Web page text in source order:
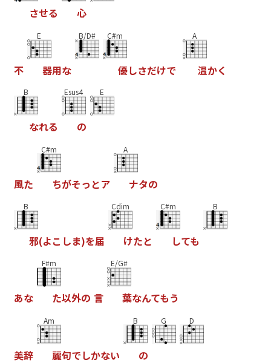
させる 心
不
E
器用な
B/D# C#m
優しさだけで
A
温かく
B
なれる
Esus4
の
E
風た
C#m
ちがそっ とア
A
ナタの
B
邪(よこ しま)を届
Cdim
けたと
C#m
しても
B
あな
F#m
た以外の 言
E/G#
葉なんてもう
美辞
Am
麗句でしかない
B
の
G D